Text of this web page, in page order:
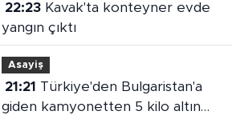
22:23Kavak'ta konteyner evde
yangın çıktı
Asayiş
21:21
giden kamyonetten 5 kilo altın